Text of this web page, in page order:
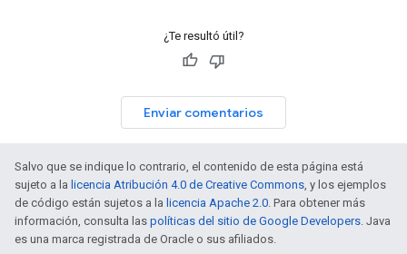
¿Te resultó útil?
Enviar comentarios
Salvo que se indique lo contrario, el contenido de esta página está
sujeto a la licencia Atribución 4.0 de Creative Commons, y los ejemplos
de código están sujetos a la licencia Apache 2.0. Para obtener más
información, consulta las políticas del sitio de Google Developers. Java
es una marca registrada de Oracle o sus afiliados.